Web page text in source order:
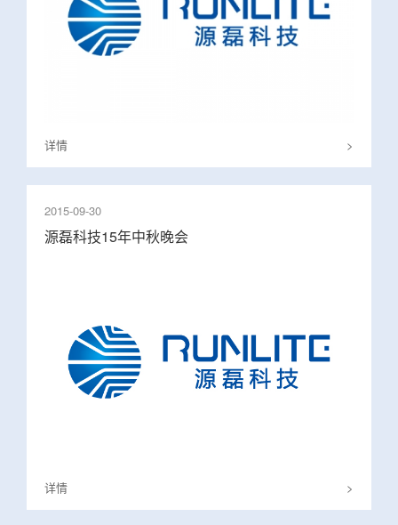
详情 >
2015-09-30
源磊科技15年中秋晚会
详情 >